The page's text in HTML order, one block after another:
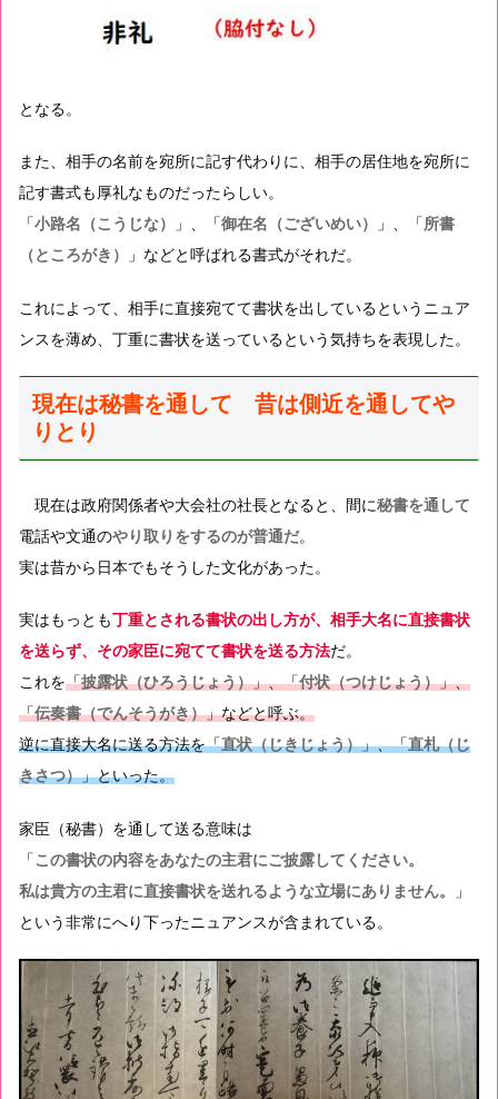
となる。
また、相手の名前を宛所に記す代わりに、相手の居住地を宛所に
記す書式も厚礼なものだったらしい。
「小路名（こうじな） 」、「御在名（ございめい） 」、「所書
（ところがき）
」などと呼ばれる書式がそれだ。
これによって、相手に直接宛てて書状を出しているというニュア
ンスを薄め、丁重に書状を送っているという気持ちを表現した。
現在は秘書を通して 昔は側近を通してや
りとり
現在は政府関係者や大会社の社長となると、間に秘書を通して
電話や文通のやり取りをするのが普通だ。
実は昔から日本でもそうした文化があった。
実はもっとも丁重とされる書状の出し方が、相手大名に直接書状
を送らず、その家臣に宛てて書状を送る方法だ。
これを「披露状（ひろうじょう）」、「付状（つけじょう）」、
「伝奏書（でんそうがき）」などと呼ぶ。
逆に直接大名に送る方法を「直状（じきじょう）」、「直札（じ
きさつ）」といった。
家臣（秘書）を通して送る意味は
「この書状の内容をあなたの主君にご披露してください。
私は貴方の主君に直接書状を送れるような立場にありません。
」
という非常にへり下ったニュアンスが含まれている。